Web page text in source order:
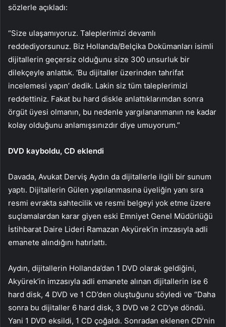
sözlerle açıkladı:
“Size ulaşamıyoruz. Taleplerimizi devamlı
reddediyorsunuz. Biz Hollanda/Belçika Dokümanları isimli
dijitallerin geçersiz olduğunu size 300 unsurluk bir
dilekçeyle anlattık. ‘Bu dijitaller üzerinden tahrifat
incelemesi yapın’ dedik. Lakin siz tüm taleplerimizi
reddettiniz. Fakat bu hard diskle anlattıklarımdan sonra
örgüt üyesi olmanın, bu nedenle yargılananmanın ne kadar
kolay olduğunu anlamışsınızdır diye umuyorum.”
DVD kayboldu, CD eklendi
Davada, Avukat Derviş Aydın da dijitallerle ilgili bir sunum
yaptı. Dijitallerin Gülen yapılanmasına üyeliğin yanı sıra
resmi evrakta sahtecilik ve resmi belgeyi yok etme üzere
suçlamalardan karar giyen eski Emniyet Genel Müdürlüğü
İstihbarat Daire Lideri Ramazan Akyürek’in imzasıyla adli
emanete alındığını hatırlattı.
Aydın, dijitallerin Hollanda’dan 1 DVD olarak geldiğini,
Akyürek’in imzasıyla adli emanete alınan dijitallerin ise 6
hard disk, 4 DVD ve 1 CD’den oluştuğunu söyledi ve “Daha
sonra bu dijitaller 6 hard disk, 3 DVD ve 2 CD’ye döndü.
Yani 1 DVD eksildi, 1 CD çoğaldı. Sonradan eklenen CD’nin